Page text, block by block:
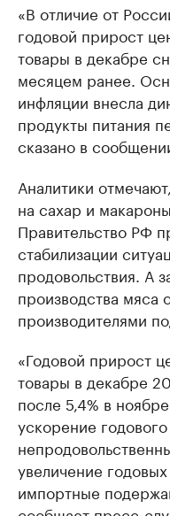
«В отличие от
годовой прирост
товары в декабре
месяцем ранее.
инфляции внесла
продукты питания
сказано в
Аналитики
на сахар и
Правительство РФ
стабилизации
продовольствия. А
производства мяса
производителями
«Годовой прирост
товары в декабре
после 5,4% в
ускорение
увеличение
импортные